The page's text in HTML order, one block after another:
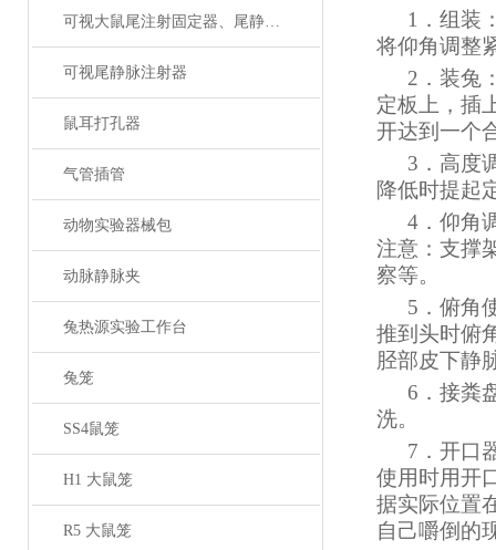
可视大鼠尾注射固定器、尾静脉注射
可视尾静脉注射器
鼠耳打孔器
气管插管
动物实验器械包
动脉静脉夹
兔热源实验工作台
兔笼
SS4鼠笼
H1 大鼠笼
R5 大鼠笼
1 ．组装
将仰角调整
2 ．装兔
定板上，插
开达到一个
3 ．高度
降低时提起
4 ．仰角
注意：支撑
察等。
5 ．俯角
推到头时俯
胫部皮下静
6 ．接粪
洗。
7 ．开口
使用时用开
据实际位置
自己嚼倒的